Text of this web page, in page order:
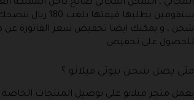
شحن ، و يمكنك ايضا تخفيض سعر الفاتورة عن
للحصول على تخفيض .
متى يصل شحن بيوتي ميلانو ؟
يعمل متجر ميلانو على توصيل المنتجات